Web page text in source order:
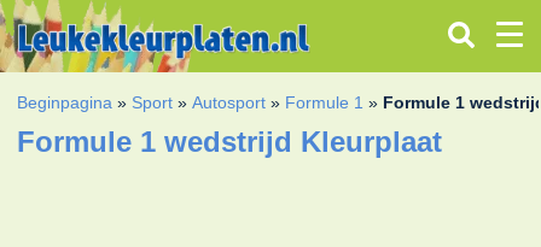
Beginpagina » Sport »Autosport » Formule 1 » Formule 1
Formule 1 wedstrijd Kleurplaat